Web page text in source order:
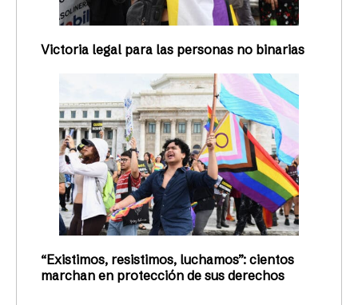
Victoria legal para las personas no binarias
“Existimos, resistimos, luchamos”: cientos
marchan en protección de sus derechos